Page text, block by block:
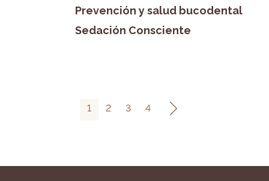
Prevención y salud bucodental
Sedación Consciente
1 2 3 4